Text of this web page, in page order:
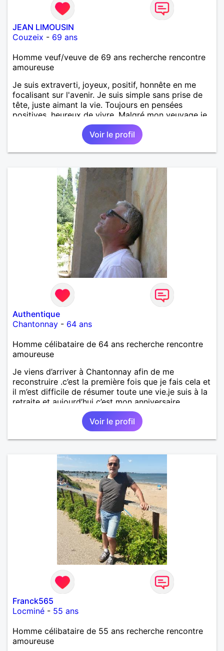
JEAN LIMOUSIN
Couzeix - 69 ans
Homme veuf/veuve de 69 ans recherche rencontre
amoureuse
Je suis extraverti, joyeux, positif, honnête en me
focalisant sur l'avenir. Je suis simple sans prise de
tête, juste aimant la vie. Toujours en pensées
positives, heureux de vivre. Malgré mon veuvage je
me tourne vers l'avenir pour une deuxième vie
intense, remplie de joie, de tendresse et pourquoi
pas par la suite d'amour. Déjà dans un premier
temps, se connaître, puis s'apprécier et ensuite
d'étude, je ne me prends pas la tête sur ce niveau.
Mon meilleurs diplôme étant le CEP certificat
d'étude primaire. Avec ce diplôme on sait que je
sais lire, écrire et compter. En raison de mes
principes je ne corresponds pas avec les
demoiselles approchant les moins de 60 ans
Voir le profil
Authentique
Chantonnay - 64 ans
Homme célibataire de 64 ans recherche rencontre
amoureuse
Je viens d’arriver à Chantonnay afin de me
reconstruire .c’est la première fois que je fais cela et
il m’est difficile de résumer toute une vie.je suis à la
retraite et aujourd’hui c’est mon anniversaire
!J’aimerais rencontrer quelqu’un qui partage les
mêmes valeurs qui font de quelqu’un un être humain
Voir le profil
Franck565
Locminé - 55 ans
Homme célibataire de 55 ans recherche rencontre
amoureuse